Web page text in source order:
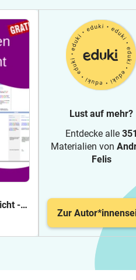
-
Lust auf mehr?
Entdecke alle 351
Materialien von
Felis
Zur